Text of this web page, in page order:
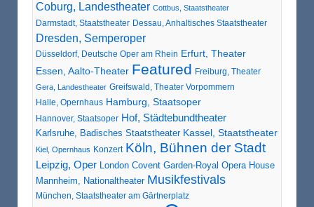
Coburg, Landestheater Cottbus, Staatstheater
Darmstadt, Staatstheater Dessau, Anhaltisches Staatstheater
Dresden, Semperoper
Düsseldorf, Deutsche Oper am Rhein Erfurt, Theater
Essen, Aalto-Theater Featured Freiburg, Theater
Gera, Landestheater Greifswald, Theater Vorpommern
Halle, Opernhaus Hamburg, Staatsoper
Hannover, Staatsoper Hof, Städtebundtheater
Karlsruhe, Badisches Staatstheater Kassel, Staatstheater
Kiel, Opernhaus Konzert Köln, Bühnen der Stadt
Leipzig, Oper London Covent Garden-Royal Opera House
Mannheim, Nationaltheater Musikfestivals
München, Staatstheater am Gärtnerplatz